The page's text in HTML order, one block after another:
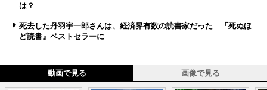
は？
死去した丹羽宇一郎さんは、経済界有数の読書家だった 『死ぬほ
ど読書』ベストセラーに
動画で見る 画像で見る